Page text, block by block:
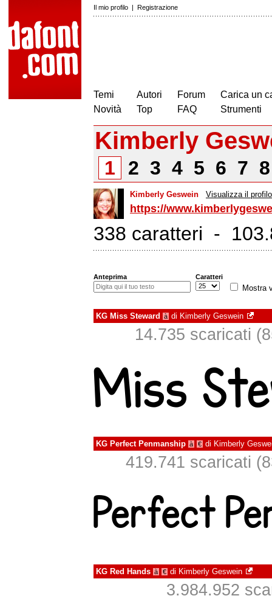
Il mio profilo | Registrazione
Temi
Novità
Autori
Top
Forum
FAQ
Carica un
Strumenti
Kimberly
1 2 3 4 5 6 7
Kimberly Geswein Visualizza il profilo
https://
338 caratteri -
Anteprima Caratteri
Mostra
KG Miss Steward à di Kimberly Geswein
14.735 scaricati
KG Perfect Penmanship à € di Kimberly
419.741 scaricati
KG Red Hands à € di Kimberly Geswein
3.984.952